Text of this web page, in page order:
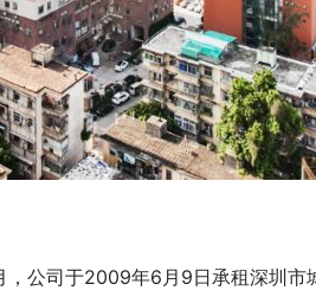
公司于2009年6月9日承租深圳市